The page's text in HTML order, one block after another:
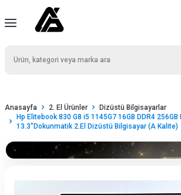
Anasayfa 2. El Ürünler
Dizüstü Bilgisayarlar
Hp Elitebook 830 G8 i5 1145G7 16GB DDR4 256GB
13.3"Dokunmatik 2.El Dizüstü Bilgisayar (A Kalite)